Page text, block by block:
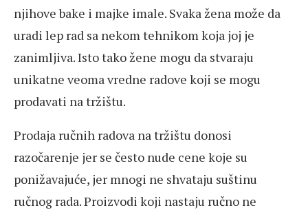
njihove bake i majke imale. Svaka žena može da
uradi lep rad sa nekom tehnikom koja joj je
zanimljiva. Isto tako žene mogu da stvaraju
unikatne veoma vredne radove koji se mogu
prodavati na tržištu.
Prodaja ručnih radova na tržištu donosi
razočarenje jer se često nude cene koje su
ponižavajuće, jer mnogi ne shvataju suštinu
ručnog rada. Proizvodi koji nastaju ručno ne